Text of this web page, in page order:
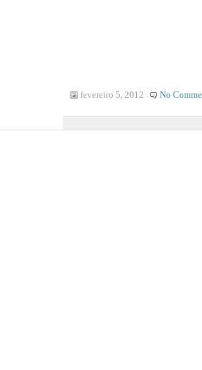
fevereiro 5, 2012 No